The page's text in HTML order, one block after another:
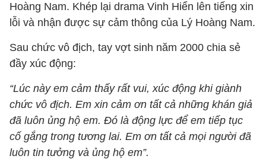
Hoàng Nam. Khép lại drama Vinh Hiển lên tiếng xin
lỗi và nhận được sự cảm thông của Lý Hoàng Nam.
Sau chức vô địch, tay vợt sinh năm 2000 chia sẻ
đầy xúc động:
“Lúc này em cảm thấy rất vui, xúc động khi giành
chức vô địch. Em xin cảm ơn tất cả những khán giả
đã luôn ủng hộ em. Đó là động lực để em tiếp tục
cố gắng trong tương lai. Em ơn tất cả mọi người đã
luôn tin tưởng và ủng hộ em”.